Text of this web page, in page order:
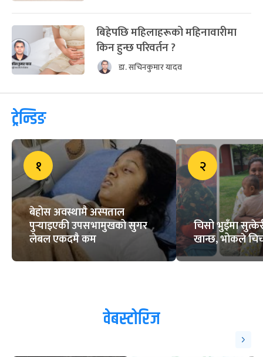
बिहेपछि महिलाहरूको महिनावारीमा
किन हुन्छ परिवर्तन ?
डा. सचिनकुमार यादव
ट्रेन्डिङ
१
बेहोस अवस्थामै अस्पताल
पुर्‍याइएकी उपसभामुखको सुगर
लेबल एकदमै कम
२
चिसो भुइँमा
खान्छ, भोकले
वेबस्टोरिज